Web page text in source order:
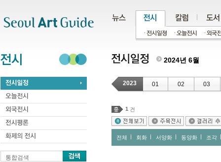
통합검색
2024년 6월
2023 01 02 03
1 건
전체 회화 서양화 동양화 조각